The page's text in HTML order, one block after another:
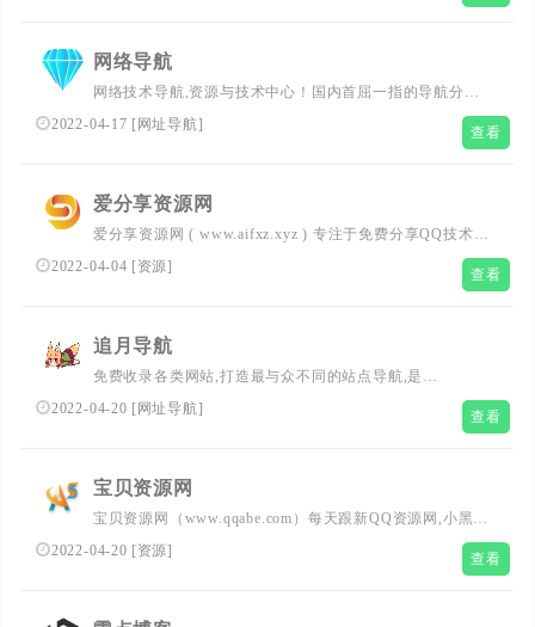
网络导航
网络技术导航,资源与技术中心！国内首屈一指的导航分类
平台，最全面最权威的资源与技术网址导航！你想要的网站
2022-04-17 [ 网址导航] 查看
爱分享资源网
爱分享资源网 ( www.aifxz.xyz ) 专注于免费分享QQ技术！
每日分享活动线报QQ技术游戏辅助外挂破解软件崽男福利
2022-04-04 [资源] 查看
追月导航
免费收录各类网站,打造最与众不同的站点导航,是
WordPress,ZBlog,Emlog等的博客之家,网站目录,以梦为马,
从零开始，国内屈指可数的技术教程活动目录导航分类平
教程。
2022-04-20 [ 网址导航] 查看
宝贝资源网
宝贝资源网（www.qqabe.com）每天跟新QQ资源网,小黑资
源网的活动,以及更新我爱资源网,蓝点资源网,小刀娱乐网的
教程,欢迎各位喜欢QQ资源网,小黑资源网,我爱资源网,小刀
2022-04-20 [资源] 查看